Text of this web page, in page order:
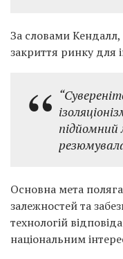
За словами
закриття ринку для
підйомний
Основна мета
залежностей та
технологій
національним